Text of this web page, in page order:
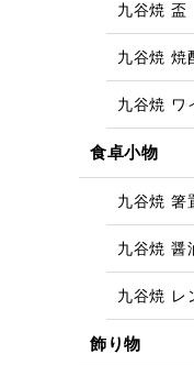
九谷焼 盃
九谷焼 焼
九谷焼 ワ
食卓小物
九谷焼 箸
九谷焼 醤
九谷焼 レ
飾り物